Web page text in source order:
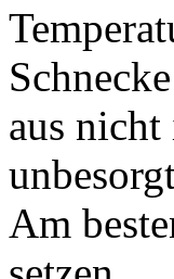
aus
Am